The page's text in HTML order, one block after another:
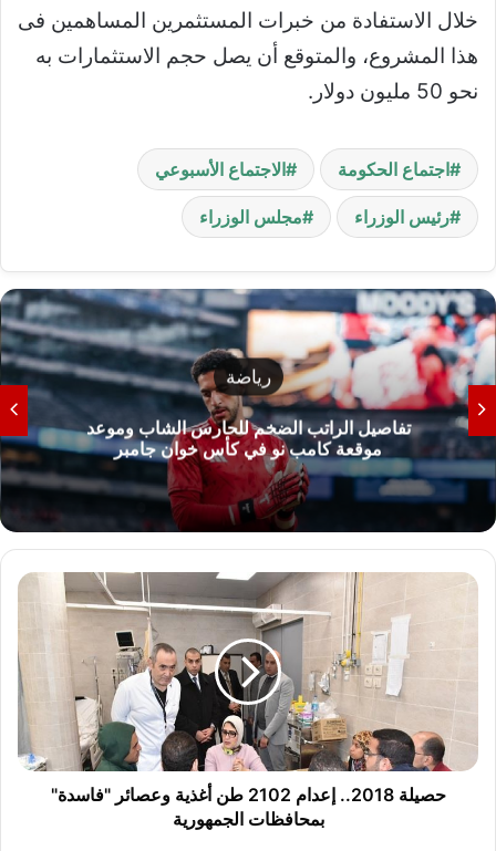
خلال الاستفادة من خبرات المستثمرين المساهمين فى
هذا المشروع، والمتوقع أن يصل حجم الاستثمارات به
نحو 50 مليون دولار.
اجتماع الحكومة الاجتماع الأسبوعي
رئيس الوزراء مجلس الوزراء
رياضة
تفاصيل الراتب الضخم للحارس الشاب وموعد
موقعة كامب نو في كأس خوان جامبر
حصيلة
2102
طن
"فاسدة"
بمحافظات
الجمهورية
حصيلة 2018.. إعدام 2102 طن أغذية وعصائر "فاسدة"
بمحافظات الجمهورية